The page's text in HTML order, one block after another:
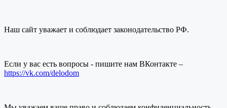
Наш сайт уважает и соблюдает законодательство РФ.
Если у вас есть вопросы - пишите нам ВКонтакте –
https://vk.com/delodom